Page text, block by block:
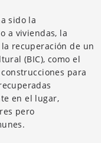
sido la
a viviendas, la
recuperación de un
(BIC), como el
para
en el lugar,
pero